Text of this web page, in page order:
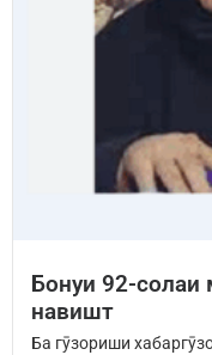
Бонуи 92-солаи
навишт
Ба гӯзориши